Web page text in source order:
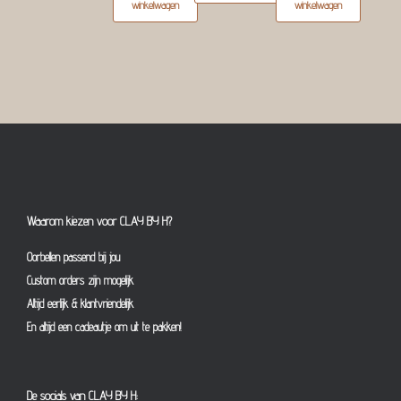
winkelwagen
winkelwagen
Waarom kiezen voor CLAY BY H?
Oorbellen passend bij jou
Custom orders zijn mogelijk
Altijd eerlijk & klantvriendelijk
En altijd een cadeautje om uit te pakken!
De socials van CLAY BY H: